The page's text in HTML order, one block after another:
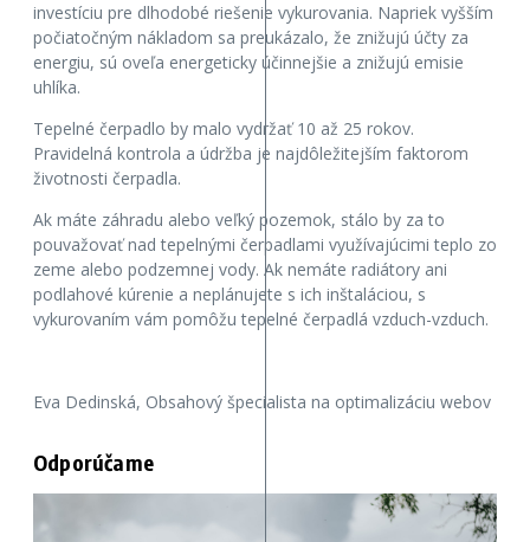
investíciu pre dlhodobé riešenie vykurovania. Napriek vyšším
počiatočným nákladom sa preukázalo, že znižujú účty za
energiu, sú oveľa energeticky účinnejšie a znižujú emisie
uhlíka.
Tepelné čerpadlo by malo vydržať 10 až 25 rokov.
Pravidelná kontrola a údržba je najdôležitejším faktorom
životnosti čerpadla.
Ak máte záhradu alebo veľký pozemok, stálo by za to
pouvažovať nad tepelnými čerpadlami využívajúcimi teplo zo
zeme alebo podzemnej vody. Ak nemáte radiátory ani
podlahové kúrenie a neplánujete s ich inštaláciou, s
vykurovaním vám pomôžu tepelné čerpadlá vzduch-vzduch.
Eva Dedinská, Obsahový špecialista na optimalizáciu webov
Odporúčame